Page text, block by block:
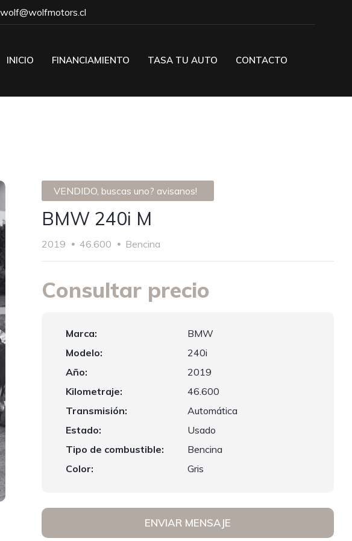
wolf@wolfmotors.cl
INICIO FINANCIAMIENTO TASA TU AUTO CONTACTO
VENDIDO, buscas uno? avisanos!
BMW 240i M
2019 46.600 Bencina
Consultar precio
Marca:
BMW
Modelo:
240i
Año:
2019
Kilometraje:
46.600
Transmisión:
Automática
Estado:
Usado
Tipo de combustible:
Bencina
Color:
Gris
ENVIAR MENSAJE